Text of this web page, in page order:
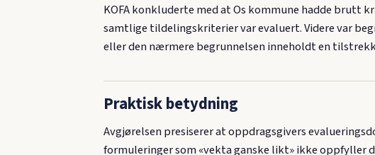
KOFA konkluderte med at Os kommune hadde brutt
samtlige tildelingskriterier var evaluert. Videre var
eller den nærmere begrunnelsen inneholdt en
Praktisk betydning
Avgjørelsen presiserer at oppdragsgivers
formuleringer som «vekta ganske likt» ikke oppfyller